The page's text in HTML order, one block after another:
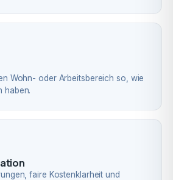
Wohn- oder Arbeitsbereich so, wie
haben.
faire Kostenklarheit und